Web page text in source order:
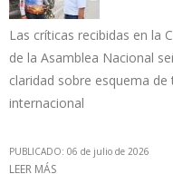
Las críticas recibidas en la
de la Asamblea Nacional
claridad sobre esquema
internacional
PUBLICADO: 06 de julio de 2026
LEER MÁS